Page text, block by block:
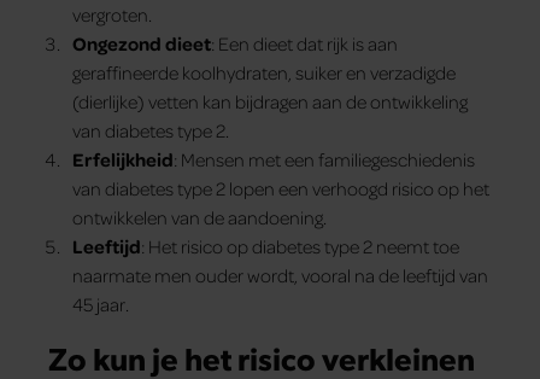
vergroten.
Ongezond dieet: Een dieet dat rijk is aan
geraffineerde koolhydraten, suiker en verzadigde
(dierlijke) vetten kan bijdragen aan de ontwikkeling
van diabetes type 2.
Erfelijkheid: Mensen met een familiegeschiedenis
van diabetes type 2 lopen een verhoogd risico op het
ontwikkelen van de aandoening.
Leeftijd: Het risico op diabetes type 2 neemt toe
naarmate men ouder wordt, vooral na de leeftijd van
45 jaar.
Zo kun je het risico verkleinen